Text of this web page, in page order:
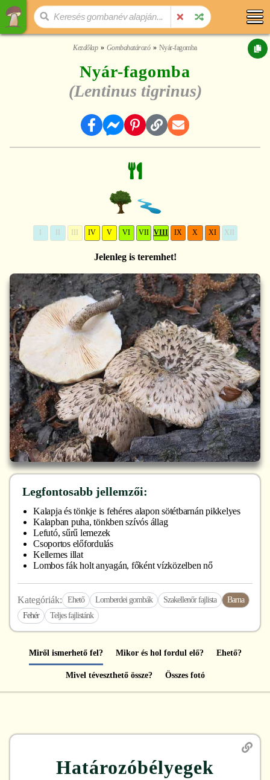
Kezdőlap Gombahatározó Nyár-fagomba
Nyár-fagomba
(Lentinus tigrinus)
IV V VI VII VIII IX X XI XII
Jelenleg is teremhet!
Legfontosabb jellemzői:
Kalapja és tönkje is fehéres alapon sötétbarnán pikkelyes
Kalapban puha, tönkben szívós állag
Lefutó, sűrű lemezek
Csoportos előfordulás
Kellemes illat
Lombos fák holt anyagán, főként vízközelben nő
Kategóriák: Ehető Lomberdei gombák Szakellenőr fajlista
Barna
Fehér
Teljes fajlistánk
Miről ismerhető fel? Mikor és hol fordul elő? Ehető?
Mivel téveszthető össze? Összes fotó
Határozóbélyegek